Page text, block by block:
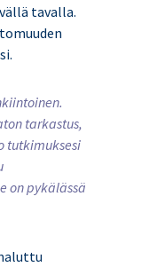
tavalla.
tarkastus,
tutkimuksesi
on pykälässä